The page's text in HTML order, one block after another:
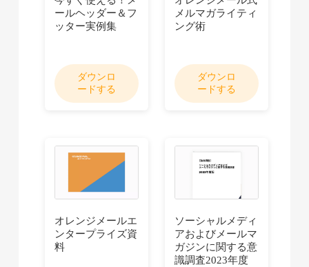
ールヘッダー＆フ
ッター実例集
ダウンロ
ードする
メルマガライティ
ング術
ダウンロ
ードする
オレンジメールエ
ンタープライズ資
料
ソーシャルメディ
アおよびメールマ
ガジンに関する意
識調査2023年度